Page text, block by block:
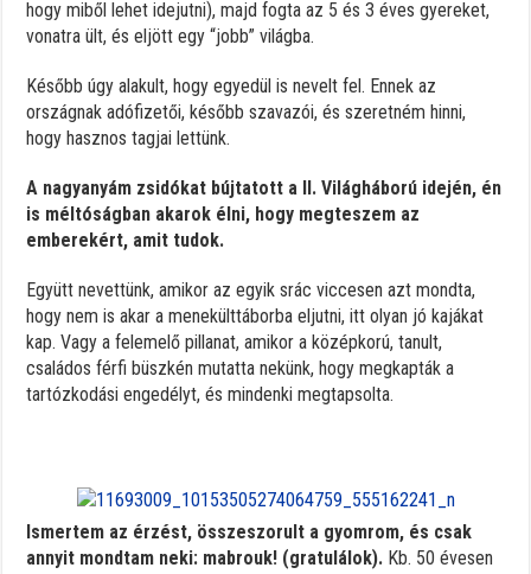
hogy miből lehet idejutni), majd fogta az 5 és 3 éves gyereket,
vonatra ült, és eljött egy “jobb” világba.
Később úgy alakult, hogy egyedül is nevelt fel. Ennek az
országnak adófizetői, később szavazói, és szeretném hinni,
hogy hasznos tagjai lettünk.
A nagyanyám zsidókat bújtatott a II. Világháború idején, én
is méltóságban akarok élni, hogy megteszem az
emberekért, amit tudok.
Együtt nevettünk, amikor az egyik srác viccesen azt mondta,
hogy nem is akar a menekülttáborba eljutni, itt olyan jó kajákat
kap. Vagy a felemelő pillanat, amikor a középkorú, tanult,
családos férfi büszkén mutatta nekünk, hogy megkapták a
tartózkodási engedélyt, és mindenki megtapsolta.
Ismertem az érzést, összeszorult a gyomrom, és csak
annyit mondtam neki: mabrouk! (gratulálok). Kb. 50 évesen